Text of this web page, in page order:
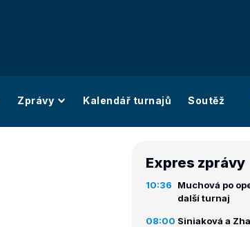
Zprávy Kalendář turnajů Soutěž
Expres zprávy
10:36
Muchová po
další turnaj
08:00 Siniaková a